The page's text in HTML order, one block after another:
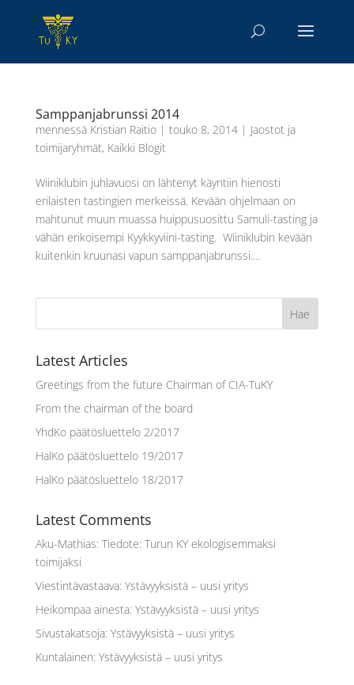
Samppanjabrunssi 2014
mennessä Kristian Raitio| touko 8, 2014| Jaostot ja
toimijaryhmät, Kaikki Blogit
Wiiniklubin juhlavuosi on lähtenyt käyntiin hienosti
erilaisten tastingien merkeissä. Kevään ohjelmaan on
mahtunut muun muassa huippusuosittu Samuli-tasting ja
vähän erikoisempi Kyykkyviini-tasting. Wiiniklubin kevään
kuitenkin kruunasi vapun samppanjabrunssi....
Latest Articles
Greetings from the future Chairman of CIA-TuKY
From the chairman of the board
YhdKo päätösluettelo 2/2017
HalKo päätösluettelo 19/2017
HalKo päätösluettelo 18/2017
Latest Comments
Aku-Mathias: Tiedote: Turun KY ekologisemmaksi
toimijaksi
Viestintävastaava: Ystävyyksistä – uusi yritys
Heikompaa ainesta: Ystävyyksistä – uusi yritys
Sivustakatsoja: Ystävyyksistä – uusi yritys
Kuntalainen: Ystävyyksistä – uusi yritys